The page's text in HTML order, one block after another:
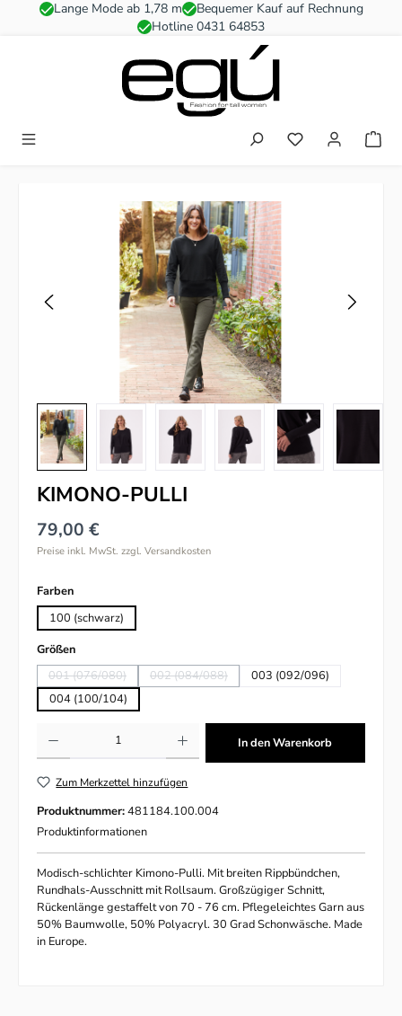
Zum Hauptinhalt springen
Lange Mode ab 1,78 m
Bequemer Kauf auf Rechnung
Hotline 0431 64853
Du hast 0
Bildergalerie überspringen
KIMONO-PULLI
79,00 €
Preise inkl. MwSt. zzgl. Versandkosten
Farbenauswählen
100 (schwarz)
Größenauswählen
001 (076/080)(Diese Option ist zurzeit nicht verfügbar.)
002 (084/088)(Diese Option ist zurzeit nicht verfügbar.)
003 (092/096)
004 (100/104)
In den Warenkorb
Zum Merkzettel hinzufügen
Produktnummer:481184.100.004
Produktinformationen
Modisch-schlichter Kimono-Pulli. Mit breiten Rippbündchen,
Rundhals-Ausschnitt mit Rollsaum. Großzügiger Schnitt,
Rückenlänge gestaffelt von 70 - 76 cm. Pflegeleichtes Garn aus
50% Baumwolle, 50% Polyacryl. 30 Grad Schonwäsche. Made
in Europe.